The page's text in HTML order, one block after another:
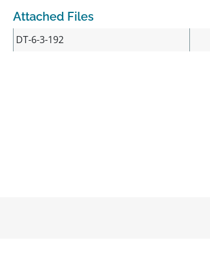
Attached Files
DT-6-3-192